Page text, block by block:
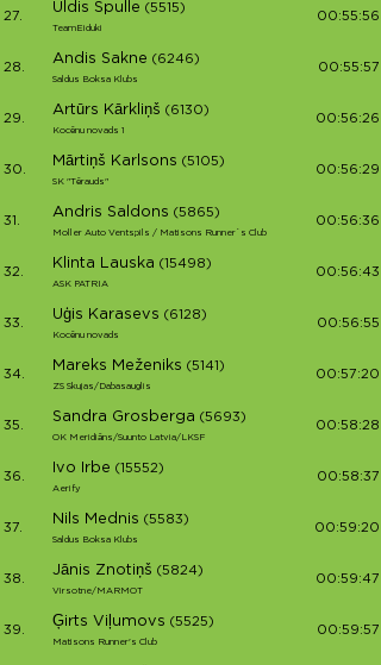
27.
Uldis Spulle (5515)
TeamEiduki
00:55:56
28.
Andis Sakne (6246)
Saldus Boksa Klubs
00:55:57
29.
Artūrs Kārkliņš (6130)
Kocēnu novads 1
00:56:26
30.
Mārtiņš Karlsons (5105)
SK "Tērauds"
00:56:29
31.
Andris Saldons (5865)
Moller Auto Ventspils / Matisons Runner`s Club
00:56:36
32.
Klinta Lauska (15498)
ASK PATRIA
00:56:43
33.
Uģis Karasevs (6128)
Kocēnu novads
00:56:55
34.
Mareks Meženiks (5141)
ZS Skujas/Dabasauglis
00:57:20
35.
Sandra Grosberga (5693)
OK Meridiāns/Suunto Latvia/LKSF
00:58:28
36.
Ivo Irbe (15552)
Aerify
00:58:37
37.
Nils Mednis (5583)
Saldus Boksa Klubs
00:59:20
38.
Jānis Znotiņš (5824)
Virsotne/MARMOT
00:59:47
39.
Ģirts Viļumovs (5525)
Matisons Runner's Club
00:59:57